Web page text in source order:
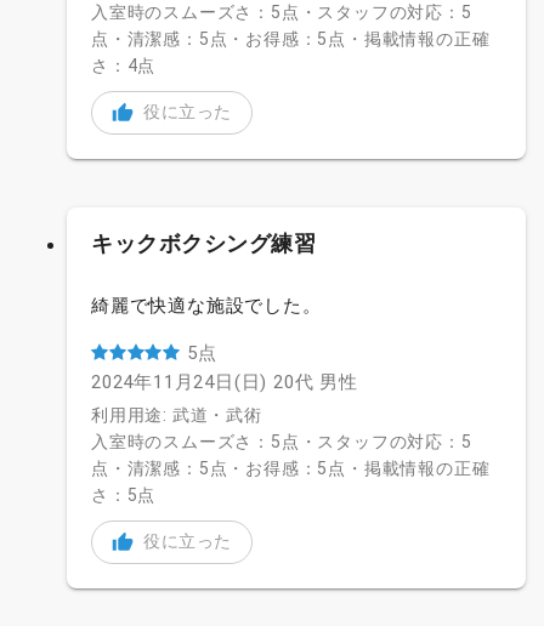
入室時のスムーズさ：5点・スタッフの対応：5
点・清潔感：5点・お得感：5点・掲載情報の正確
さ：4点
役に立った
キックボクシング練習
綺麗で快適な施設でした。
5点
2024年11月24日(日) 20代 男性
利用用途: 武道・武術
入室時のスムーズさ：5点・スタッフの対応：5
点・清潔感：5点・お得感：5点・掲載情報の正確
さ：5点
役に立った